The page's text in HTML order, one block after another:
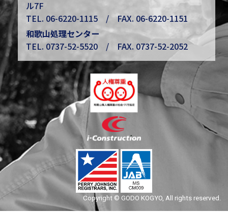
ル7F
TEL. 06-6220-1115/ FAX. 06-6220-1151
和歌山処理センター
TEL. 0737-52-5520/ FAX. 0737-52-2052
Copyright © GODO KOGYO, All rights reserved.